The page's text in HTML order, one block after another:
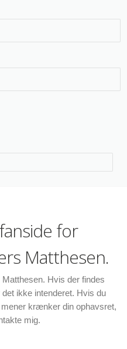
for
Matthesen.
Hvis der findes
ikke intenderet. Hvis du
krænker din ophavsret,
mig.